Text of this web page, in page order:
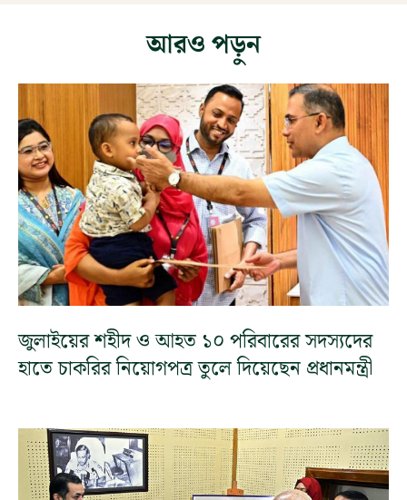
আরও পড়ুন
জুলাইয়ের শহীদ ও আহত ১০ পরিবারের সদস্যদের
হাতে চাকরির নিয়োগপত্র তুলে দিয়েছেন প্রধানমন্ত্রী